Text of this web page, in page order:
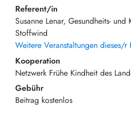
Referent/in
Susanne Lenar, Gesundheits-
Stoffwind
Weitere Veranstaltungen dieses/r
Kooperation
Netzwerk Frühe Kindheit des
Gebühr
Beitrag kostenlos